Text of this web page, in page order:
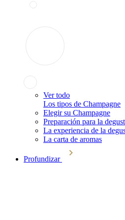
Ver todo
Los tipos de Champagne
Elegir su Champagne
Preparación para la
La experiencia de la
La carta de aromas
Profundizar